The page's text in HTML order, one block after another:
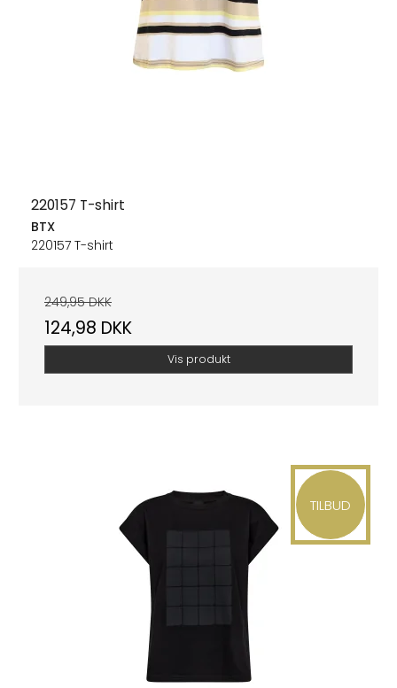
220157 T-shirt
BTX
220157 T-shirt
249,95 DKK
124,98 DKK
Vis produkt
TILBUD